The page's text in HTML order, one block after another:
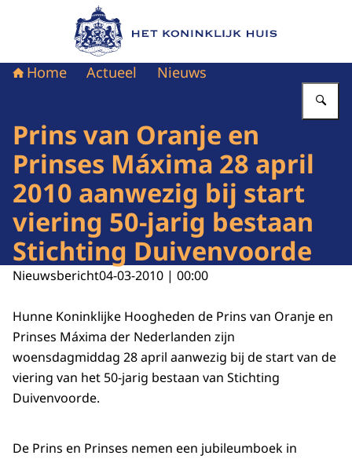
Naar de homepage van Het Koninklijk Huis
Home Actueel Nieuws
Prins van Oranje en
Prinses Máxima 28 april
2010 aanwezig bij start
viering 50-jarig bestaan
Stichting Duivenvoorde
Nieuwsbericht04-03-2010 | 00:00
Hunne Koninklijke Hoogheden de Prins van Oranje en
Prinses Máxima der Nederlanden zijn
woensdagmiddag 28 april aanwezig bij de start van de
viering van het 50-jarig bestaan van Stichting
Duivenvoorde.
De Prins en Prinses nemen een jubileumboek in